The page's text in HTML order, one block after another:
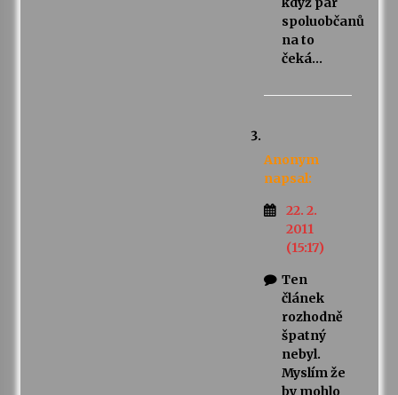
spoluobčanů
na to
čeká…
Anonym
napsal:
22. 2.
2011
(15:17)
Ten
článek
rozhodně
špatný
nebyl.
Myslím že
by mohlo